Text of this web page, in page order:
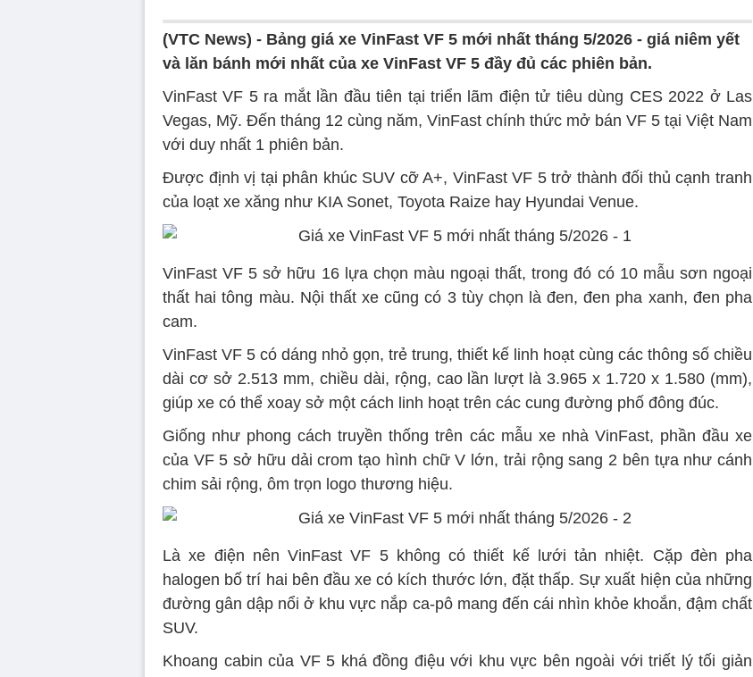
(VTC News) - Bảng giá xe VinFast VF 5 mới nhất tháng 5/2026 - giá niêm yết
và lăn bánh mới nhất của xe VinFast VF 5 đầy đủ các phiên bản.
VinFast VF 5 ra mắt lần đầu tiên tại triển lãm điện tử tiêu dùng CES 2022 ở Las
Vegas, Mỹ. Đến tháng 12 cùng năm, VinFast chính thức mở bán VF 5 tại Việt Nam
với duy nhất 1 phiên bản.
Được định vị tại phân khúc SUV cỡ A+, VinFast VF 5 trở thành đối thủ cạnh tranh
của loạt xe xăng như KIA Sonet, Toyota Raize hay Hyundai Venue.
VinFast VF 5 sở hữu 16 lựa chọn màu ngoại thất, trong đó có 10 mẫu sơn ngoại
thất hai tông màu. Nội thất xe cũng có 3 tùy chọn là đen, đen pha xanh, đen pha
cam.
VinFast VF 5 có dáng nhỏ gọn, trẻ trung, thiết kế linh hoạt cùng các thông số chiều
dài cơ sở 2.513 mm, chiều dài, rộng, cao lần lượt là 3.965 x 1.720 x 1.580 (mm),
giúp xe có thể xoay sở một cách linh hoạt trên các cung đường phố đông đúc.
Giống như phong cách truyền thống trên các mẫu xe nhà VinFast, phần đầu xe
của VF 5 sở hữu dải crom tạo hình chữ V lớn, trải rộng sang 2 bên tựa như cánh
chim sải rộng, ôm trọn logo thương hiệu.
Là xe điện nên VinFast VF 5 không có thiết kế lưới tản nhiệt. Cặp đèn pha
halogen bố trí hai bên đầu xe có kích thước lớn, đặt thấp. Sự xuất hiện của những
đường gân dập nổi ở khu vực nắp ca-pô mang đến cái nhìn khỏe khoắn, đậm chất
SUV.
Khoang cabin của VF 5 khá đồng điệu với khu vực bên ngoài với triết lý tối giản